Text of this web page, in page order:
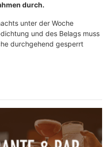
durch.
unter der Woche
und des Belags muss
durchgehend gesperrt